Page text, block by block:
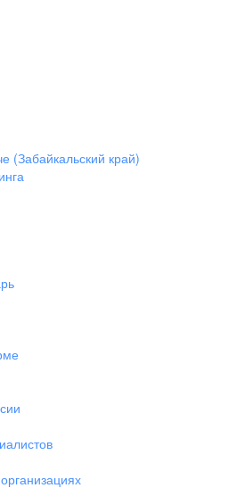
(Забайкальский край)